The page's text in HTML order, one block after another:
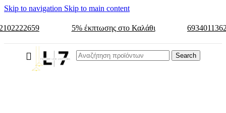
Skip to navigation Skip to main content
5% έκπτωσης στο Καλάθι
Search